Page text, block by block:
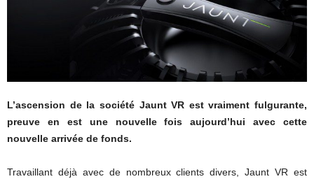
L’ascension de la société Jaunt VR est vraiment fulgurante,
preuve en est une nouvelle fois aujourd’hui avec cette
nouvelle arrivée de fonds.
Travaillant déjà avec de nombreux clients divers, Jaunt VR est